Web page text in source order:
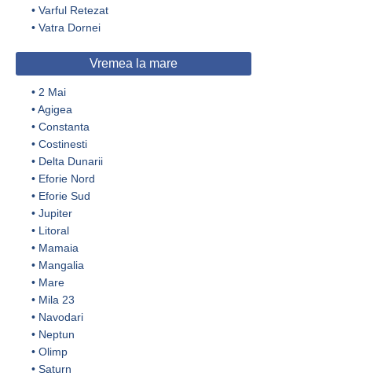
• Varful Retezat
• Vatra Dornei
Vremea la mare
• 2 Mai
•Agigea
• Constanta
• Costinesti
• Delta Dunarii
• Eforie Nord
• Eforie Sud
• Jupiter
• Litoral
• Mamaia
• Mangalia
• Mare
• Mila 23
• Navodari
• Neptun
• Olimp
• Saturn